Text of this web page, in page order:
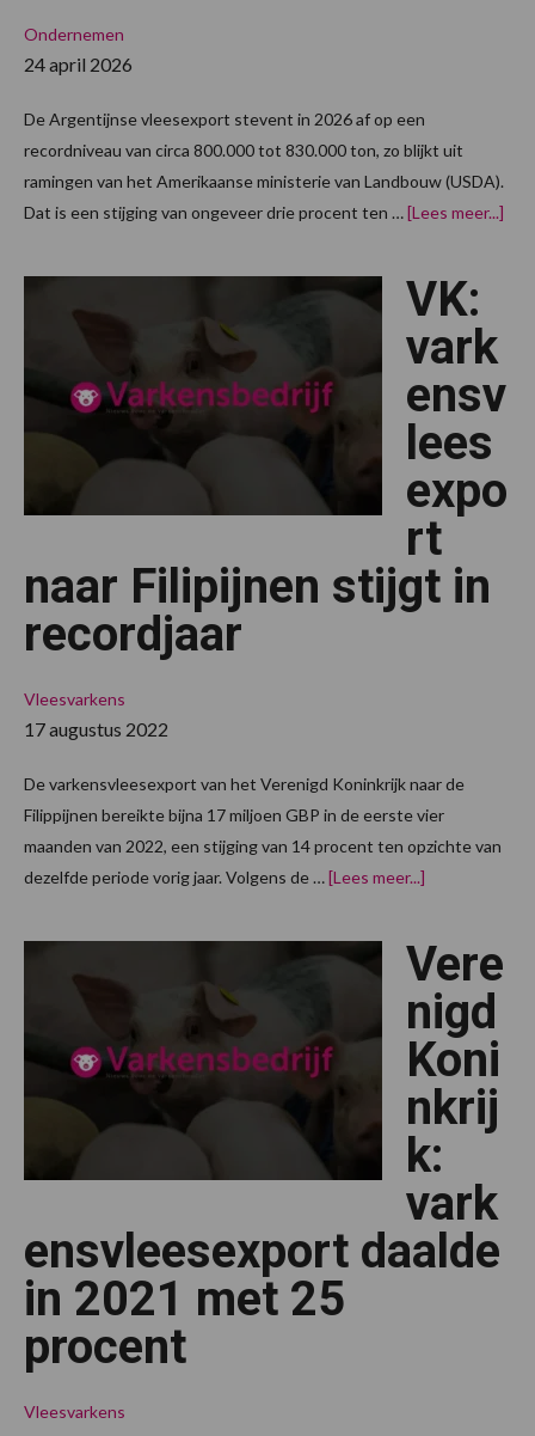
Ondernemen
24 april 2026
De Argentijnse vleesexport stevent in 2026 af op een
recordniveau van circa 800.000 tot 830.000 ton, zo blijkt uit
ramingen van het Amerikaanse ministerie van Landbouw (USDA).
Dat is een stijging van ongeveer drie procent ten …[Lees meer...]
VK:
vark
ensv
lees
expo
rt
naar Filipijnen stijgt in
recordjaar
Vleesvarkens
17 augustus 2022
De varkensvleesexport van het Verenigd Koninkrijk naar de
Filippijnen bereikte bijna 17 miljoen GBP in de eerste vier
maanden van 2022, een stijging van 14 procent ten opzichte van
dezelfde periode vorig jaar. Volgens de …[Lees meer...]
stijgt
in
recordjaar
Vere
nigd
Koni
nkrij
k:
vark
ensvleesexport daalde
in 2021 met 25
procent
Vleesvarkens